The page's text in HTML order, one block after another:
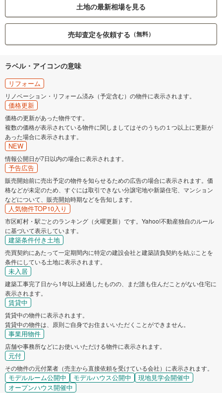
土地の最新相場を見る
売却査定を依頼する （無料）
ラベル・アイコンの意味
リフォーム
リノベーション・リフォーム済み（予定含む）の物件に表示されます。
価格更新
価格の更新があった物件です。
複数の価格が表示されている物件に関しましてはそのうちの１つ以上に更新が
あった場合に表示されます。
NEW
情報公開日が7日以内の場合に表示されます。
予告広告
販売開始前に売出予定の物件を知らせるための広告の場合に表示されます。価
格などが未定のため、すぐには取引できない分譲宅地や新築住宅、マンション
などについて、販売開始時期などを告知します。
人気物件TOP10入り
市区町村・駅ごとのランキング（火曜更新）です。Yahoo!不動産独自のルール
に基づいて表示しています。
建築条件付き土地
売買契約にあたって一定期間内に特定の建設会社と建築請負契約を結ぶことを
条件にしている土地に表示されます。
未入居
建築工事完了日から1年以上経過したものの、まだ誰も住んだことがない住宅に
表示されます。
賃貸中
賃貸中の物件に表示されます。
賃貸中の物件は、原則ご自身でお住まいいただくことができません。
事業用物件
店舗や事務所などにお使いいただける物件に表示されます。
元付
その物件の元付業者（売主から直接依頼を受けている会社）に表示されます。
モデルルーム公開中 モデルハウス公開中
現地見学会開催中
オープンハウス開催中